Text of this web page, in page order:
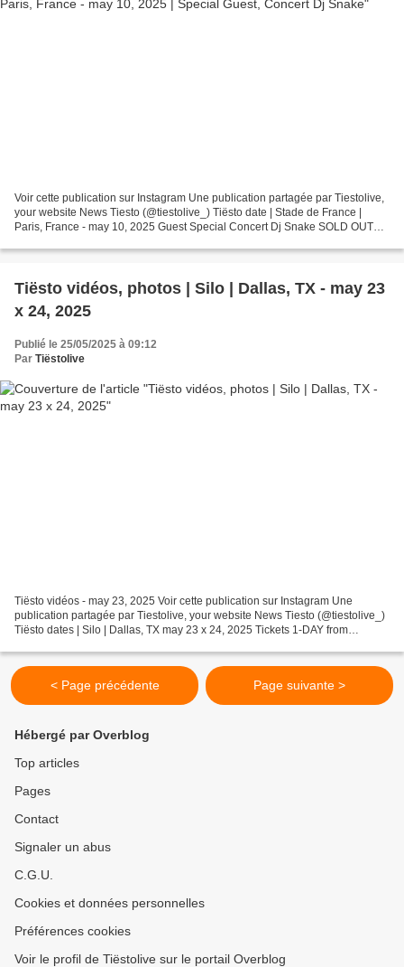
Voir cette publication sur Instagram Une publication partagée par Tiestolive,
your website News Tiesto (@tiestolive_) Tiësto date | Stade de France |
Paris, France - may 10, 2025 Guest Special Concert Dj Snake SOLD OUT
Tiësto vidéos, photos | Silo | Dallas, TX - may 23
x 24, 2025
Publié le 25/05/2025 à 09:12
Par Tiëstolive
Tiësto vidéos - may 23, 2025 Voir cette publication sur Instagram Une
publication partagée par Tiestolive, your website News Tiesto (@tiestolive_)
Tiësto dates | Silo | Dallas, TX may 23 x 24, 2025 Tickets 1-DAY from
< Page précédente Page suivante >
Hébergé par Overblog
Top articles
Pages
Contact
Signaler un abus
C.G.U.
Cookies et données personnelles
Préférences cookies
Voir le profil de Tiëstolive sur le portail Overblog